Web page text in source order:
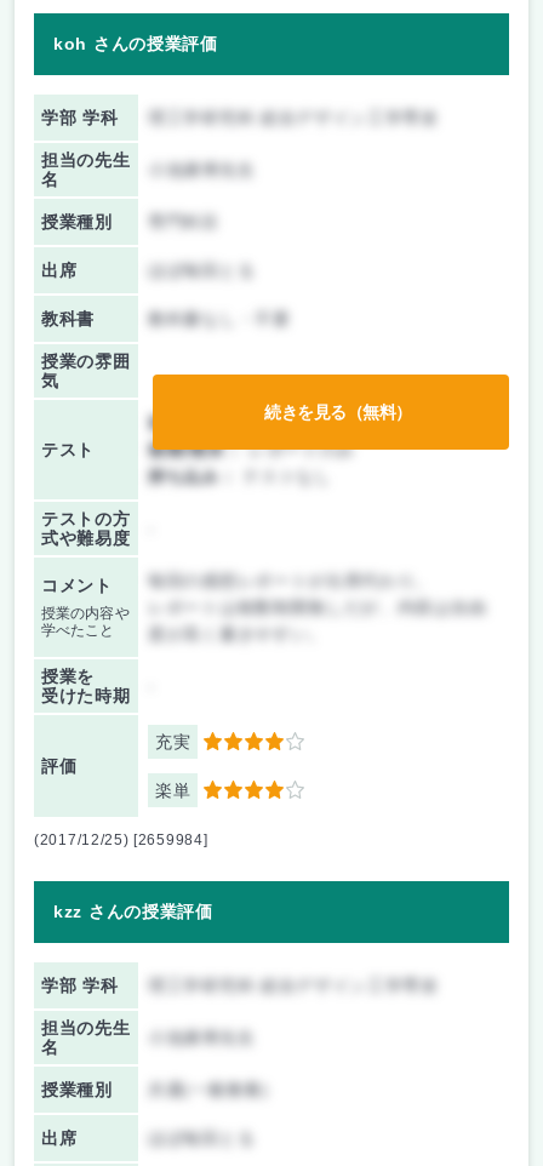
koh さんの授業評価
学部 学科
担当の先生
名
小池康博先生
授業種別
出席 ほぼ毎回とる
教科書 教科書なし・不要
授業の雰囲
気
テスト
前期/中間：
テスト・レポート両方なし
後期/期末：レポートのみ
持ち込み：
テストの方
式や難易度
コメント
授業の内容や
学べたこと
毎回の感想レポートが出席代わり。
レポートは枚数制限無しだが、内容は自由
度が高く書きやすい。
授業を
受けた時期
評価
充実 4
楽単 4
続きを見る（無料）
(2017/12/25) [2659984]
kzz さんの授業評価
学部 学科
担当の先生
名
小池康博先生
授業種別 共通(一般教養)
出席 ほぼ毎回とる